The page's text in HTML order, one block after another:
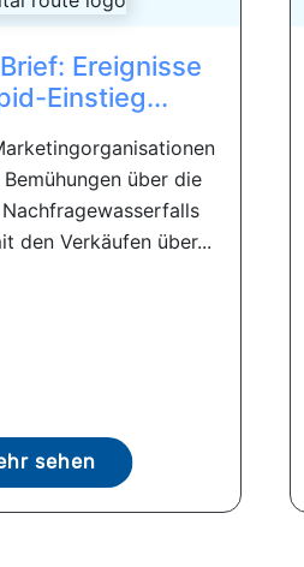
Ereignisse
Einstieg...
über die
den Verkäufen über...
sehen